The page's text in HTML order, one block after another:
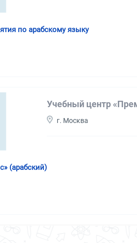
по арабскому языку
Учебный центр
г. Москва
(арабский)